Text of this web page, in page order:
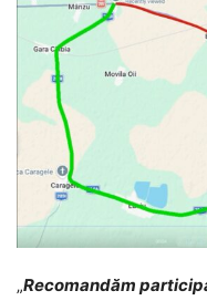
„Recomandăm